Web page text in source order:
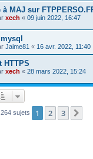
à MAJ sur
xech « 09 juin 2022, 16:47
Jaime81 « 16 avr. 2022, 11:40
HTTPS
xech « 28 mars 2022, 15:24
264 sujets 1 2 3